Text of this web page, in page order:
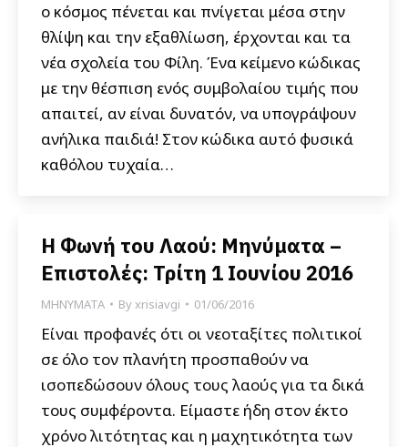
ο κόσμος πένεται και πνίγεται μέσα στην
θλίψη και την εξαθλίωση, έρχονται και τα
νέα σχολεία του Φίλη. Ένα κείμενο κώδικας
με την θέσπιση ενός συμβολαίου τιμής που
απαιτεί, αν είναι δυνατόν, να υπογράψουν
ανήλικα παιδιά! Στον κώδικα αυτό φυσικά
καθόλου τυχαία…
Η Φωνή του Λαού: Μηνύματα –
Επιστολές: Τρίτη 1 Ιουνίου 2016
ΜΗΝΥΜΑΤΑ Byxrisiavgi 01/06/2016
Είναι προφανές ότι οι νεοταξίτες πολιτικοί
σε όλο τον πλανήτη προσπαθούν να
ισοπεδώσουν όλους τους λαούς για τα δικά
τους συμφέροντα. Είμαστε ήδη στον έκτο
χρόνο λιτότητας και η μαχητικότητα των